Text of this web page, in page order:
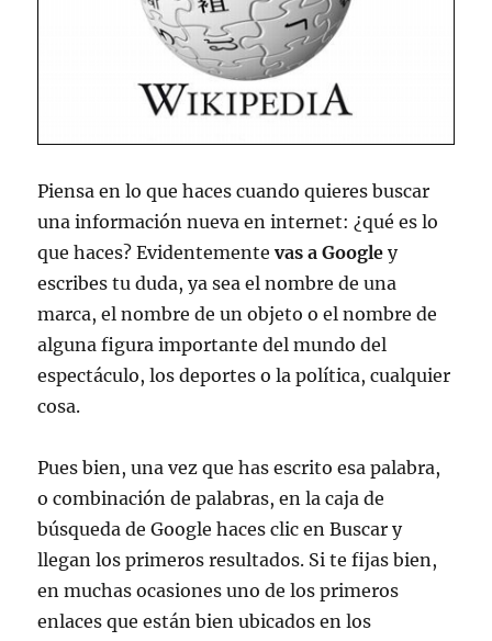
Piensa en lo que haces cuando quieres buscar
una información nueva en internet: ¿qué es lo
que haces? Evidentementevas a Google y
escribes tu duda, ya sea el nombre de una
marca, el nombre de un objeto o el nombre de
alguna figura importante del mundo del
espectáculo, los deportes o la política, cualquier
cosa.
Pues bien, una vez que has escrito esa palabra,
o combinación de palabras, en la caja de
búsqueda de Google haces clic en Buscar y
llegan los primeros resultados. Si te fijas bien,
en muchas ocasiones uno de los primeros
enlaces que están bien ubicados en los